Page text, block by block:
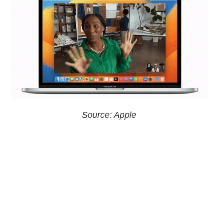
Source: Apple